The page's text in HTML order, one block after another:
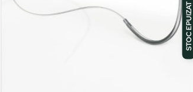
STOC EPUIZAT